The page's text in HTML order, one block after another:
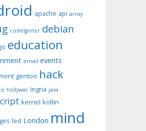
apache api array
codeIgniter debian
education
email events
gentoo hack
hollywar Ingria java
kernel kotlin
led London mind